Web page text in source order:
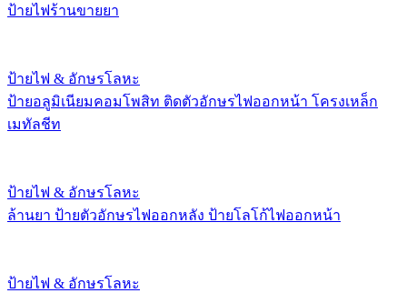
ป้ายไฟร้านขายยา
ป้ายไฟ & อักษรโลหะ
ป้ายอลูมิเนียมคอมโพสิท ติดตัวอักษรไฟออกหน้า โครงเหล็ก
เมทัลชีท
ป้ายไฟ & อักษรโลหะ
ล้านยา ป้ายตัวอักษรไฟออกหลัง ป้ายโลโก้ไฟออกหน้า
ป้ายไฟ & อักษรโลหะ